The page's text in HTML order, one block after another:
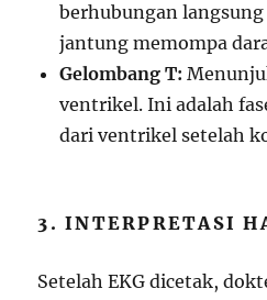
berhubungan
jantung memompa
Gelombang T:
ventrikel. Ini adalah
dari ventrikel setelah
3. INTERPRETASI
Setelah EKG dicetak,